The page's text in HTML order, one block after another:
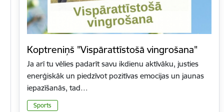
Koptreniņš "Vispārattīstošā vingrošana"
Ja arī tu vēlies padarīt savu ikdienu aktīvāku, justies
enerģiskāk un piedzīvot pozitīvas emocijas un jaunas
iepazīšanās, tad…
Sports